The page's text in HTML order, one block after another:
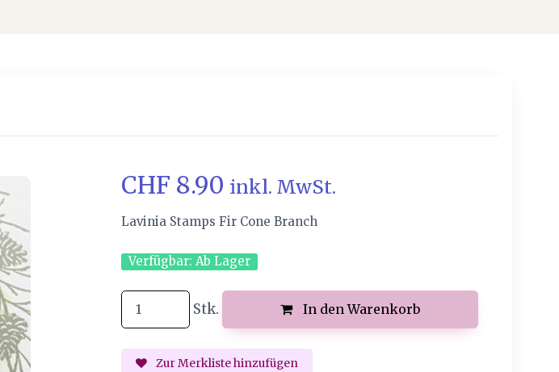
CHF 8.90 inkl. MwSt.
Lavinia Stamps Fir Cone Branch
Verfügbar: Ab Lager
Stk. In den Warenkorb
Zur Merkliste hinzufügen